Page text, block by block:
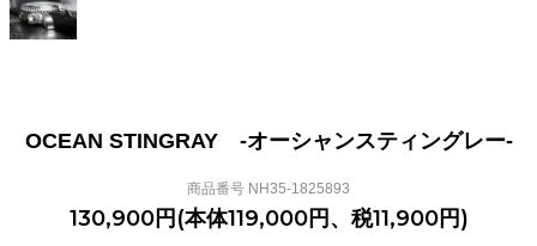
OCEAN STINGRAY -オーシャンスティングレー-
商品番号 NH35-1825893
130,900円(本体119,000円、税11,900円)